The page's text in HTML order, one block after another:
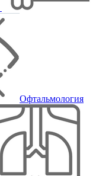
Офтальмология